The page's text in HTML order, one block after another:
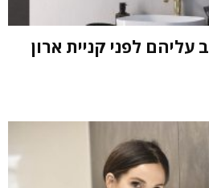
לפני קניית ארון